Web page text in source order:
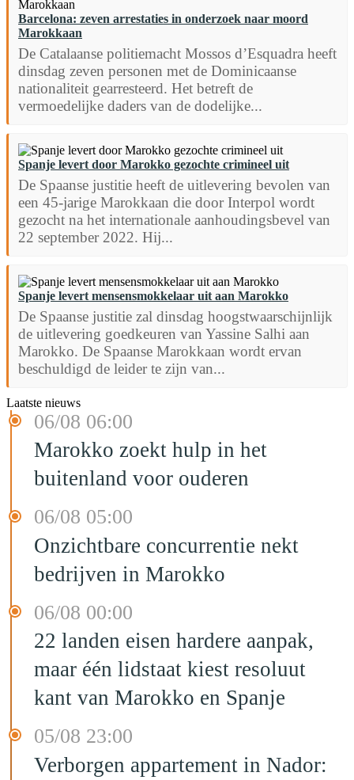
Barcelona: zeven arrestaties in onderzoek naar moord
Marokkaan
De Catalaanse politiemacht Mossos d’Esquadra heeft
dinsdag zeven personen met de Dominicaanse
nationaliteit gearresteerd. Het betreft de
vermoedelijke daders van de dodelijke...
Spanje levert door Marokko gezochte crimineel uit
De Spaanse justitie heeft de uitlevering bevolen van
een 45-jarige Marokkaan die door Interpol wordt
gezocht na het internationale aanhoudingsbevel van
22 september 2022. Hij...
Spanje levert mensensmokkelaar uit aan Marokko
De Spaanse justitie zal dinsdag hoogstwaarschijnlijk
de uitlevering goedkeuren van Yassine Salhi aan
Marokko. De Spaanse Marokkaan wordt ervan
beschuldigd de leider te zijn van...
Laatste nieuws
06/08 06:00
Marokko zoekt hulp in het
buitenland voor ouderen
06/08 05:00
Onzichtbare concurrentie nekt
bedrijven in Marokko
06/08 00:00
22 landen eisen hardere aanpak,
maar één lidstaat kiest resoluut
kant van Marokko en Spanje
05/08 23:00
Verborgen appartement in Nador: